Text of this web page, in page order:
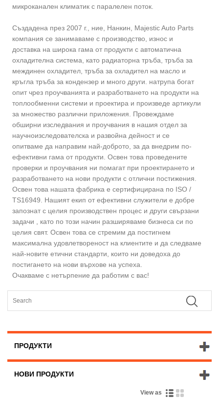
микроканален климатик с паралелен поток.
Създадена през 2007 г., ние, Нанкин, Majestic Auto Parts
компания се занимаваме с производство, износ и
доставка на широка гама от продукти с автоматична
охладителна система, като радиаторна тръба, тръба за
междинен охладител, тръба за охладител на масло и
кръгла тръба за кондензер и много други. натрупа богат
опит чрез проучванията и разработването на продукти на
топлообменни системи и проектира и произведе артикули
за множество различни приложения. Провеждаме
обширни изследвания и проучвания в нашия отдел за
научноизследователска и развойна дейност и се
опитваме да направим най-доброто, за да внедрим по-
ефективни гама от продукти. Освен това проведените
проверки и проучвания ни помагат при проектирането и
разработването на нови продукти с отлични постижения.
Освен това нашата фабрика е сертифицирана по ISO /
TS16949. Нашият екип от ефективни служители е добре
запознат с целия производствен процес и други свързани
задачи , като по този начин разширяваме бизнеса си по
целия свят. Освен това се стремим да постигнем
максимална удовлетвореност на клиентите и да следваме
най-новите етични стандарти, които ни доведоха до
постигането на нови върхове на успеха.
Очакваме с нетърпение да работим с вас!
ПРОДУКТИ
НОВИ ПРОДУКТИ
View as